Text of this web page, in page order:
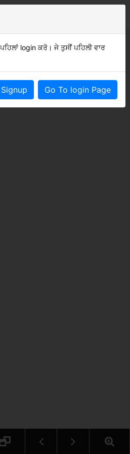
login ਕਰੋ। ਜੇ ਤੁਸੀਂ ਪਹਿਲੀ ਵਾਰ
Go To login Page